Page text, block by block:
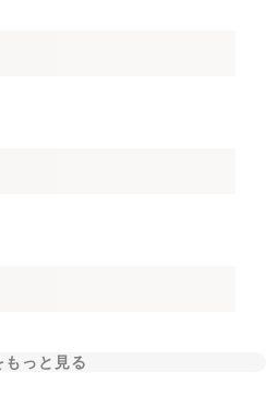
もっと見る